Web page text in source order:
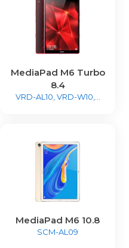
MediaPad M6 Turbo
8.4
VRD-AL10, VRD-W10,...
MediaPad M6 10.8
SCM-AL09